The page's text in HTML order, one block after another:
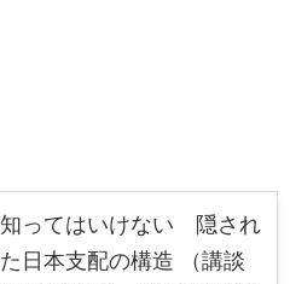
知ってはいけない 隠され
た日本支配の構造 （講談